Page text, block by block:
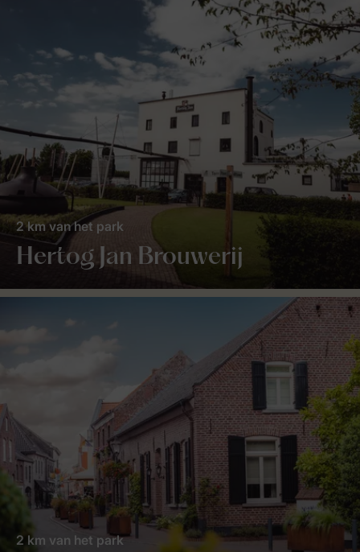
Hertog Jan Brouwerij
2 km van het park
2 km van het park